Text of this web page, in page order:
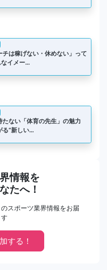
チは稼げない・休めない」って
イメー…
たない「体育の先生」の魅力
る“新しい…
情報を
たへ！
スポーツ業界情報をお届
する！